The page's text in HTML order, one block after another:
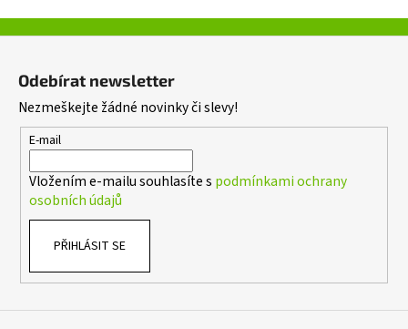
Odebírat newsletter
Nezmeškejte žádné novinky či slevy!
E-mail
Vložením e-mailu souhlasíte s podmínkami ochrany
osobních údajů
PŘIHLÁSIT SE